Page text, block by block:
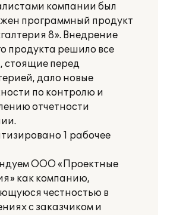
компании был
программный продукт
8». Внедрение
продукта решило все
стоящие перед
дало новые
по контролю и
отчетности
1 рабочее
ООО «Проектные
как компанию,
честностью в
с заказчиком и